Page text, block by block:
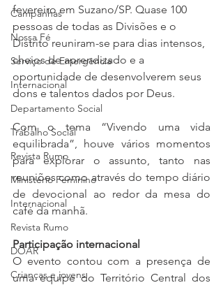
Campanhas
Nossa Fé
Serviço de Emergência
Internacional
Departamento Social
Trabalho Social
Revista Rumo
Ministério Feminino
Internacional
Revista Rumo
DOAR
Crianças e jovens
fevereiro em Suzano/SP. Quase 100
pessoas de todas as Divisões e o
Distrito reuniram-se para dias intensos,
cheios de aprendizado e a
oportunidade de desenvolverem seus
dons e talentos dados por Deus.
Com o tema “Vivendo uma vida
equilibrada”, houve vários momentos
para explorar o assunto, tanto nas
reuniões como através do tempo diário
de devocional ao redor da mesa do
café da manhã.
Participação internacional
O evento contou com a presença de
uma equipe do Território Central dos